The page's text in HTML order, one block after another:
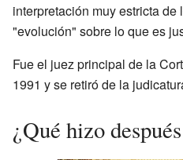
interpretación muy estricta
"evolución" sobre lo que es
Fue el juez principal de la
1991 y se retiró de la
¿Qué hizo